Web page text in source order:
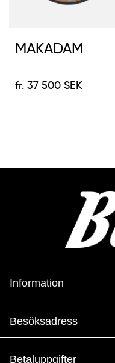
MAKADAM
37 500SEK
Information
Besöksadress
Betaluppgifter